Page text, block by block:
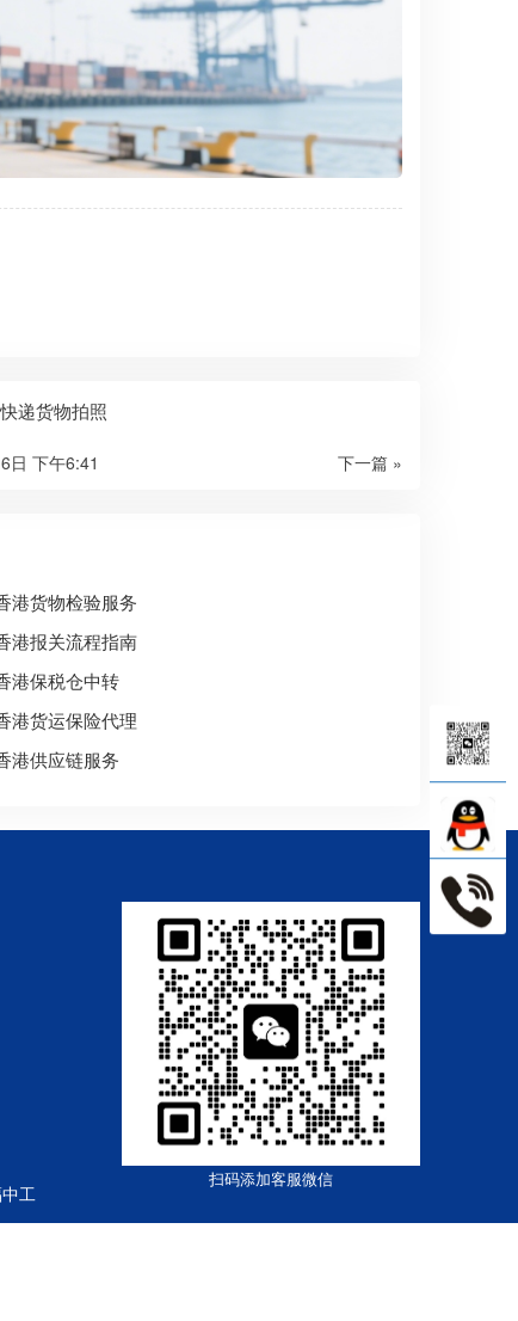
递货物拍照
下一篇 »
日 下午6:41
港货物检验服务
港报关流程指南
港保税仓中转
港货运保险代理
港供应链服务
工
扫码添加客服微信